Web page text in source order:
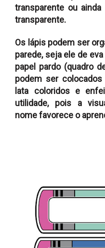
transparente ou
transparente.
Os lápis podem ser
parede, seja ele de
papel pardo (quadro
podem ser
lata coloridos e
utilidade, pois a
nome favorece o